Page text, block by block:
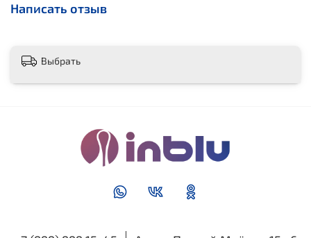
Написать отзыв
Выбрать